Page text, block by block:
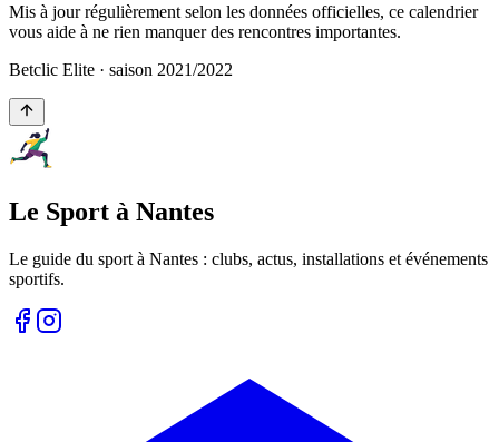
Mis à jour régulièrement selon les données officielles, ce calendrier
vous aide à ne rien manquer des rencontres importantes.
Betclic Elite · saison 2021/2022
Le Sport à Nantes
Le guide du sport à Nantes : clubs, actus, installations et événements
sportifs.